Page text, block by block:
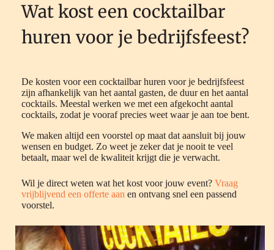
Wat kost een cocktailbar
huren voor je bedrijfsfeest?
De kosten voor een cocktailbar huren voor je bedrijfsfeest
zijn afhankelijk van het aantal gasten, de duur en het aantal
cocktails. Meestal werken we met een afgekocht aantal
cocktails, zodat je vooraf precies weet waar je aan toe bent.
We maken altijd een voorstel op maat dat aansluit bij jouw
wensen en budget. Zo weet je zeker dat je nooit te veel
betaalt, maar wel de kwaliteit krijgt die je verwacht.
Wil je direct weten wat het kost voor jouw event? Vraag
vrijblijvend een offerte aan en ontvang snel een passend
voorstel.